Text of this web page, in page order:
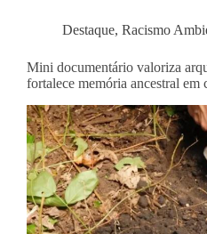
Destaque, Racismo
Mini documentário valoriza
fortalece memória ancestral em